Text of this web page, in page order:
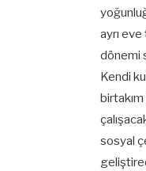
ayrı
dönemi
Kendi
sosyal